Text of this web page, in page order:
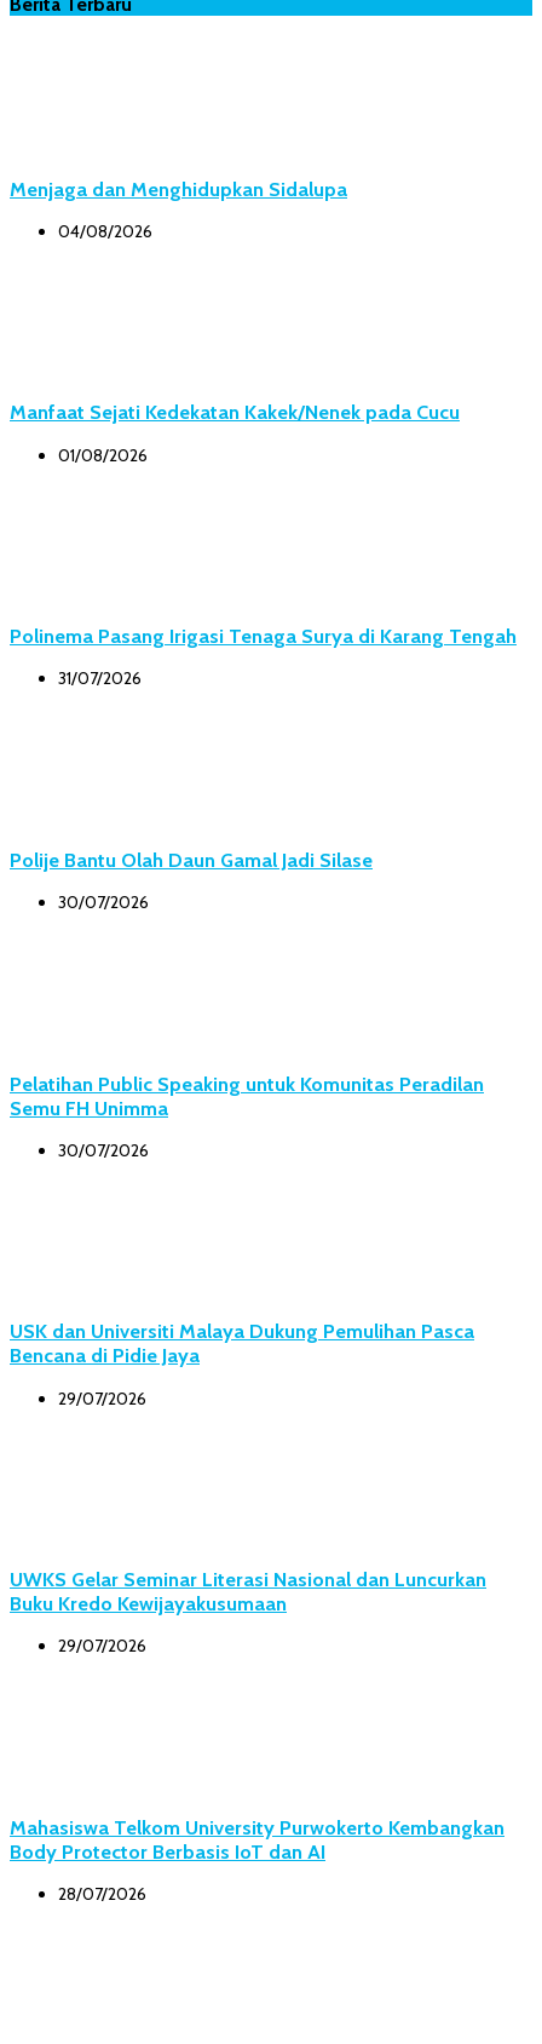
Menjaga dan Menghidupkan Sidalupa
04/08/2026
Manfaat Sejati Kedekatan Kakek/Nenek pada Cucu
01/08/2026
Polinema Pasang Irigasi Tenaga Surya di Karang Tengah
31/07/2026
Polije Bantu Olah Daun Gamal Jadi Silase
30/07/2026
Pelatihan Public Speaking untuk Komunitas Peradilan
Semu FH Unimma
30/07/2026
USK dan Universiti Malaya Dukung Pemulihan Pasca
Bencana di Pidie Jaya
29/07/2026
UWKS Gelar Seminar Literasi Nasional dan Luncurkan
Buku Kredo Kewijayakusumaan
29/07/2026
Mahasiswa Telkom University Purwokerto Kembangkan
Body Protector Berbasis IoT dan AI
28/07/2026